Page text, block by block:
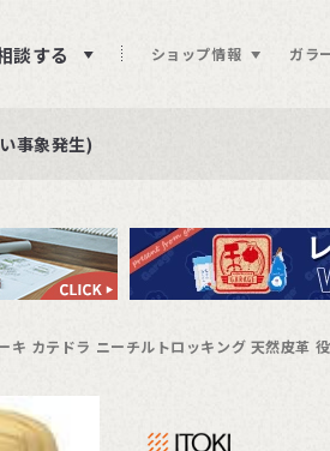
談する ショップ情報 ガラ
す事象発生)
カテドラ ニーチルトロッキング 天然皮革